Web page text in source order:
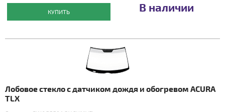
КУПИТЬ В наличии
Лобовое стекло с датчиком дождя и обогревом ACURA
TLX